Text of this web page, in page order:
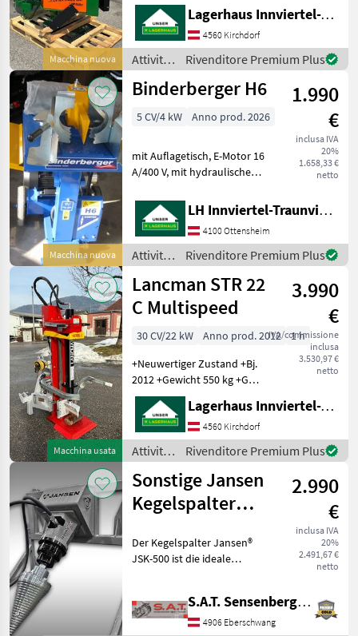
Macchina nuova
Spalthub lässt sich in beide
Richtungen über den
TouchEncoder (eine
elektronisc
Lagerhaus Innviertel-Traunviertel-Urfahr eGen, Kirchdorf
4560 Kirchdorf
Attività
forestali
e
del
Posch
Rivenditore Premium Plus
Macchina nuova
Binderberger H6
1.990
€
inclusa IVA
20%
1.658,33 €
netto
5 CV/4 kW Anno prod. 2026
mit Auflagetisch, E-Motor 16
A/400 V, mit hydraulischem
con motore elettrico,
Trazione idraulica, :
verticale Attività forestali e
lavorazion
LH Innviertel-Traunviertel-Urfahr eGen, Ottensheim
4100 Ottensheim
Attività
forestali
e
lavorazione
del
legno /
Rivenditore Premium Plus
Macchina usata
Lancman STR 22
C Multispeed
3.990
€
IVA/commissione
inclusa
3.530,97 €
netto
30 CV/22 kW Anno prod. 2012
1 h
+Neuwertiger Zustand +Bj.
2012 +Gewicht 550 kg +GW
+Stammheber +Dreipunkt
Anbau +Absenkbarer
Zylinder - 210 cm
Transporthöhe +Massive
Stahl-Bodenplatte 6 cm
Lagerhaus Innviertel-Traunviertel-Urfahr eGen, Kirchdorf
4560 Kirchdorf
Attività
forestali
e
lavorazione
del
Lancman
Rivenditore Premium Plus
Sonstige Jansen
Kegelspalter
Frontlader-
2.990
€
inclusa IVA
20%
2.491,67 €
netto
Der Kegelspalter Jansen®
JSK-500 ist die ideale
LEISTUNGSTARK UND
KRAFTVOLL! Mit einem
S.A.T. Sensenberger Agrar-Technik
4906 Eberschwang